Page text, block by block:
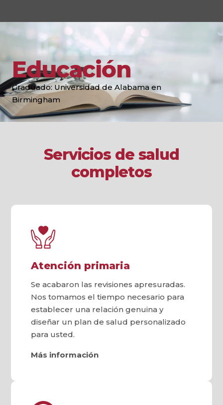
Educación
Graduado: Universidad de Alabama en
Birmingham
Servicios de salud
completos
Atención primaria
Se acabaron las revisiones apresuradas.
Nos tomamos el tiempo necesario para
establecer una relación genuina y
diseñar un plan de salud personalizado
para usted.
Más información